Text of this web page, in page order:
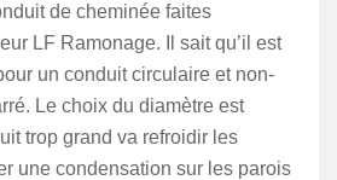
de cheminée faites
LF Ramonage. Il sait qu’il est
un conduit circulaire et non-
Le choix du diamètre est
trop grand va refroidir les
une condensation sur les parois